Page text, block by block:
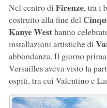
Nel centro di Firenze, tra i
costruito alla fine del
Kanye Westhanno
installazioni artistiche di
abbondanza. Il giorno
Versailles aveva visto la
ospiti, tra cui Valentino e